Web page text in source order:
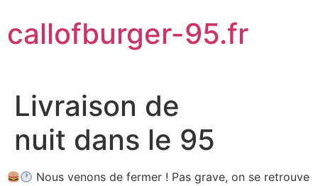
contenu
callofburger-95.fr
Livraison de
nuit dans le 95
Nous venons de fermer ! Pas grave, on se retrouve